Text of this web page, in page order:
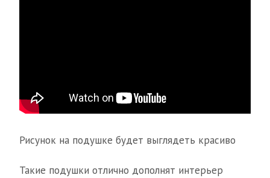
Рисунок на подушке будет выглядеть красиво
Такие подушки отлично дополнят интерьер